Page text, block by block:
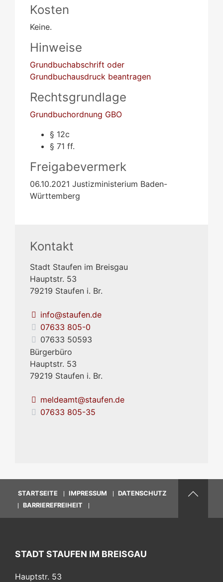
Kosten
Keine.
Hinweise
Grundbuchabschrift oder
Grundbuchausdruck beantragen
Rechtsgrundlage
Grundbuchordnung GBO
§ 12c
§ 71 ff.
Freigabevermerk
06.10.2021 Justizministerium Baden-
Württemberg
Kontakt
Stadt Staufen im Breisgau
Hauptstr. 53
79219 Staufen i. Br.
info@staufen.de
07633 805-0
07633 50593
Bürgerbüro
Hauptstr. 53
79219 Staufen i. Br.
meldeamt@staufen.de
07633 805-35
STARTSEITE IMPRESSUM
DATENSCHUTZ
BARRIEREFREIHEIT
STADT STAUFEN IM BREISGAU
Hauptstr. 53